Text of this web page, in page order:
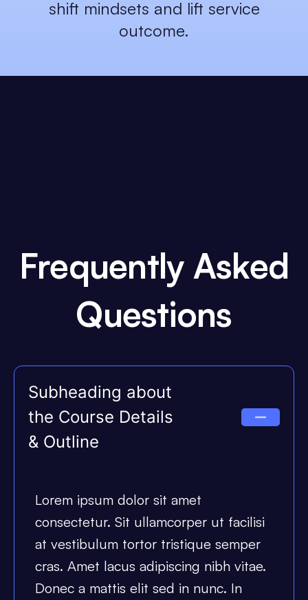
shift mindsets and lift service
outcome.
Frequently Asked
Questions
Subheading about
the Course Details
& Outline
Lorem ipsum dolor sit amet
consectetur. Sit ullamcorper ut facilisi
at vestibulum tortor tristique semper
cras. Amet lacus adipiscing nibh vitae.
Donec a mattis elit sed in nunc. In